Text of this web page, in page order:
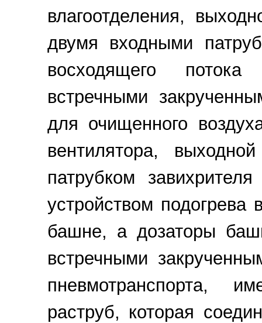
влагоотделения,
двумя входными
восходящего
встречными
для очищенного
вентилятора,
патрубком
устройством подогрева
башне, а дозаторы
встречными
пневмотранспорта,
раструб, которая